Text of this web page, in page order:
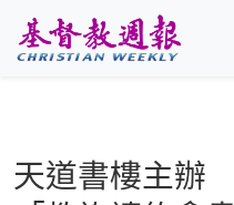
天道書樓主辦